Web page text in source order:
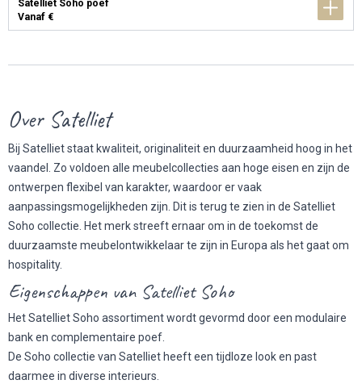
Satelliet Soho poef
Vanaf €
Over Satelliet
Bij Satelliet staat kwaliteit, originaliteit en duurzaamheid hoog in het
vaandel. Zo voldoen alle meubelcollecties aan hoge eisen en zijn de
ontwerpen flexibel van karakter, waardoor er vaak
aanpassingsmogelijkheden zijn. Dit is terug te zien in de Satelliet
Soho collectie. Het merk streeft ernaar om in de toekomst de
duurzaamste meubelontwikkelaar te zijn in Europa als het gaat om
hospitality.
Eigenschappen van Satelliet Soho
Het Satelliet Soho assortiment wordt gevormd door een modulaire
bank en complementaire poef.
De Soho collectie van Satelliet heeft een tijdloze look en past
daarmee in diverse interieurs.